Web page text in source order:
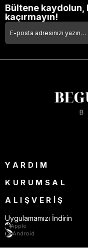
Bültene
kaçırmayın!
YARDIM
KURUMSAL
ALIŞVERİŞ
Uygulamamızı İndirin
Apple
Android